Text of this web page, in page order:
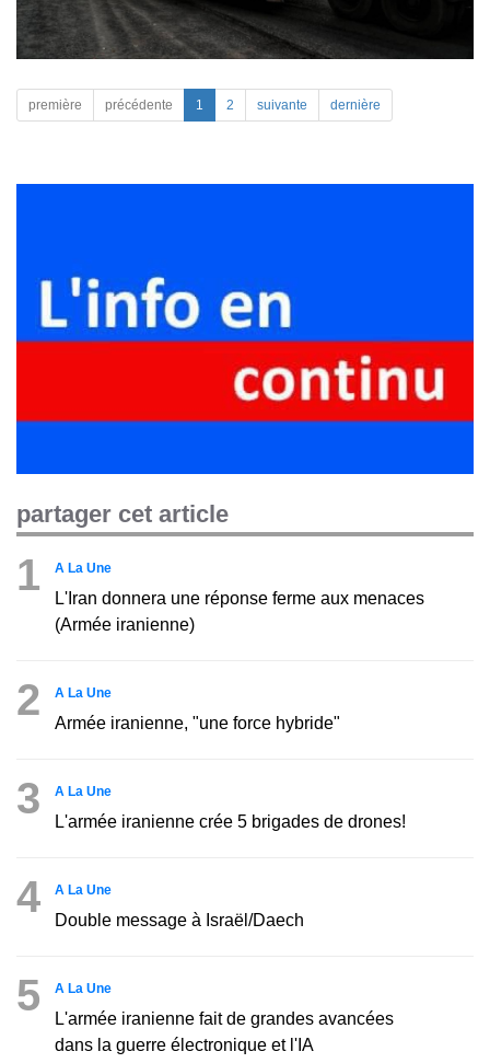
première précédente 1 2 suivante dernière
partager cet article
1 A La Une
L'Iran donnera une réponse ferme aux menaces
(Armée iranienne)
2 A La Une
Armée iranienne, "une force hybride"
3 A La Une
L'armée iranienne crée 5 brigades de drones!
4 A La Une
Double message à Israël/Daech
5 A La Une
L'armée iranienne fait de grandes avancées
dans la guerre électronique et l'IA